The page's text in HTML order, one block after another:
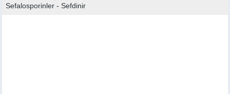
Sefalosporinler - Sefdinir